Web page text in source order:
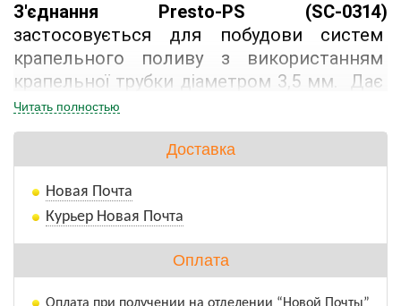
З'єднання Presto-PS (SC-0314)
застосовується для побудови систем
крапельного поливу з використанням
крапельної трубки діаметром 3,5 мм.  Дає
змогу швидко та надійно з'єднати відрізки
трубки між собою або усунути її розриви та
пошкодження. Процес монтажу не займає
навичок. З'єднання виготовлене з
якісного ПВХ, довговічне, стійке до
впливу ультрафіолету і водорозчинних
Читать полностью
Доставка
Новая Почта
Курьер Новая Почта
Оплата